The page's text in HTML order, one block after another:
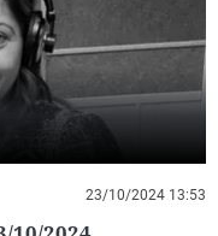
23/10/2024 13:53